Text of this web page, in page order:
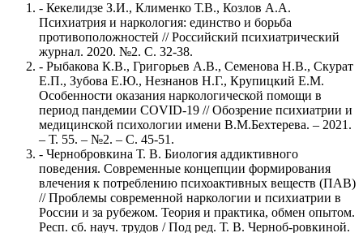
- Кекелидзе З.И., Клименко Т.В., Козлов А.А.
Психиатрия и наркология: единство и борьба
противоположностей // Российский психиатрический
журнал. 2020. №2. С. 32-38.
- Рыбакова К.В., Григорьев А.В., Семенова Н.В., Скурат
Е.П., Зубова Е.Ю., Незнанов Н.Г., Крупицкий Е.М.
Особенности оказания наркологической помощи в
период пандемии COVID-19 // Обозрение психиатрии и
медицинской психологии имени В.М.Бехтерева. – 2021.
– Т. 55. – №2. – С. 45-51.
- Чернобровкина Т. В. Биология аддиктивного
поведения. Современные концепции формирования
влечения к потреблению психоактивных веществ (ПАВ)
// Проблемы современной наркологии и психиатрии в
России и за рубежом. Теория и практика, обмен опытом.
Респ. сб. науч. трудов / Под ред. Т. В. Черноб-ровкиной.